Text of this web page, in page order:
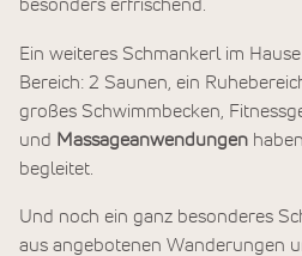
besonders erfrischend.
Ein weiteres Schmankerl im
Bereich: 2 Saunen, ein
großes Schwimmbecken,
und Massageanwendungen
begleitet.
Und noch ein ganz besonderes
aus angebotenen Wanderungen